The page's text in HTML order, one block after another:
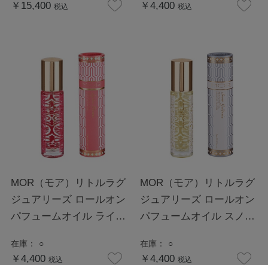
￥15,400 税込 ￥4,400 税込
MOR（モア）リトルラグ
ジュアリーズ ロールオン
パフュームオイル ライチ
在庫： ○
￥4,400 税込
MOR（モア）リトルラグ
ジュアリーズ ロールオン
パフュームオイル スノー
在庫： ○
￥4,400 税込